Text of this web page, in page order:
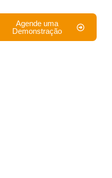
Agende uma
Demonstração